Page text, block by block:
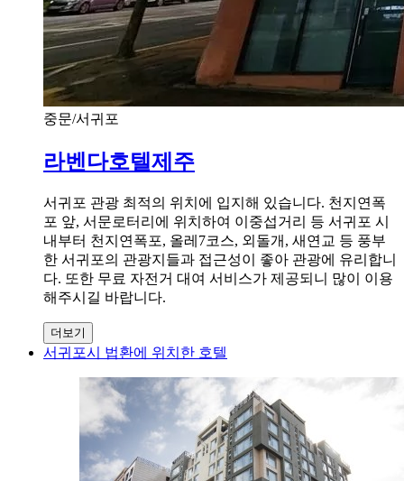
중문/서귀포
라벤다호텔제주
서귀포 관광 최적의 위치에 입지해 있습니다. 천지연폭
포 앞, 서문로터리에 위치하여 이중섭거리 등 서귀포 시
내부터 천지연폭포, 올레7코스, 외돌개, 새연교 등 풍부
한 서귀포의 관광지들과 접근성이 좋아 관광에 유리합니
다. 또한 무료 자전거 대여 서비스가 제공되니 많이 이용
해주시길 바랍니다.
더보기
서귀포시 법환에 위치한 호텔